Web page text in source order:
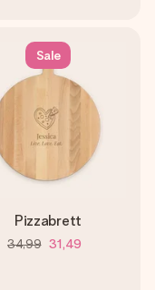
Sale
Pizzabrett
34,99 31,49